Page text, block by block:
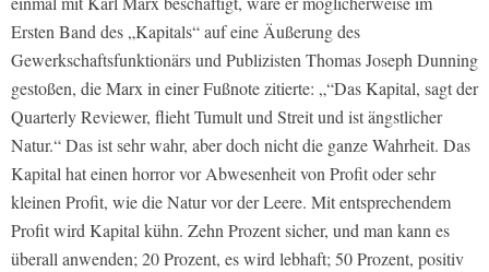
Ersten Band des „Kapitals“ auf eine Äußerung des
Gewerkschaftsfunktionärs und Publizisten Thomas Joseph Dunning
gestoßen, die Marx in einer Fußnote zitierte: „“Das Kapital, sagt der
Quarterly Reviewer, flieht Tumult und Streit und ist ängstlicher
Natur.“ Das ist sehr wahr, aber doch nicht die ganze Wahrheit. Das
Kapital hat einen horror vor Abwesenheit von Profit oder sehr
kleinen Profit, wie die Natur vor der Leere. Mit entsprechendem
Profit wird Kapital kühn. Zehn Prozent sicher, und man kann es
überall anwenden; 20 Prozent, es wird lebhaft; 50 Prozent, positiv